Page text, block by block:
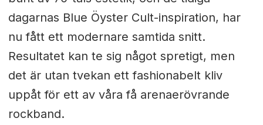
dagarnas Blue Öyster Cult-inspiration, har
nu fått ett modernare samtida snitt.
Resultatet kan te sig något spretigt, men
det är utan tvekan ett fashionabelt kliv
uppåt för ett av våra få arenaerövrande
rockband.